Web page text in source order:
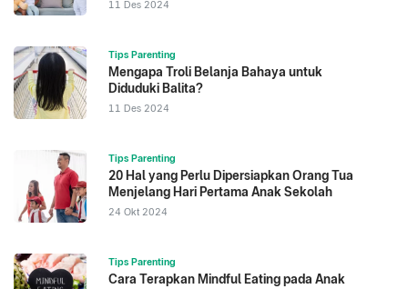
11 Des 2024
Tips Parenting
Mengapa Troli Belanja Bahaya untuk
Diduduki Balita?
11 Des 2024
Tips Parenting
20 Hal yang Perlu Dipersiapkan Orang Tua
Menjelang Hari Pertama Anak Sekolah
24 Okt 2024
Tips Parenting
Cara Terapkan Mindful Eating pada Anak